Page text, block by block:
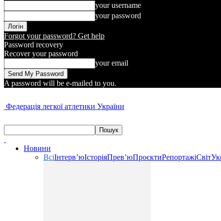
your username
your password
Forgot your password? Get help
Password recovery
Recover your password
your email
A password will be e-mailed to you.
Федерація легкої атлетики України
Новини
ВсіІнтерв’юІсторіяПрев’юПроєктиРепортажіСвіт